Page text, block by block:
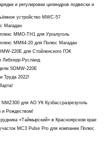
и регулировки цилиндров подвески и
устройство MWC-57
Магадан
MMO-TH1 для Ургалуголь
ММК4-20 для Полюс Магадан
220E для Стойленского ГОК
Либхерр-Русланд
SDMW-220E
Труда 2022!
для АО УК Кузбассразрезуголь
Рождеством!
«Таймырский» в Красноярском крае
MC3 Pulse Pro для компании Полюс